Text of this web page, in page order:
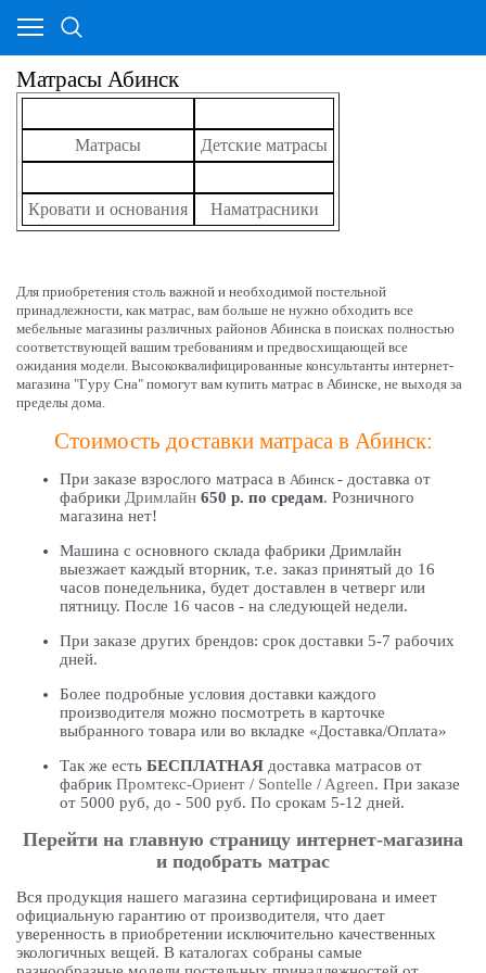
Матрасы Абинск
Матрасы Детские матрасы
Кровати и основания Наматрасники
Для приобретения столь важной и необходимой постельной
принадлежности, как матрас, вам больше не нужно обходить все
мебельные магазины различных районов Абинска в поисках полностью
соответствующей вашим требованиям и предвосхищающей все
ожидания модели. Высококвалифицированные консультанты интернет-
магазина "Гуру Сна" помогут вам купить матрас в Абинске, не выходя за
пределы дома.
Стоимость доставки матраса в Абинск:
При заказе взрослого матраса в Абинск - доставка от
фабрики Дримлайн 650 р. по средам. Розничного
магазина нет!
Машина с основного склада фабрики Дримлайн
выезжает каждый вторник, т.е. заказ принятый до 16
часов понедельника, будет доставлен в четверг или
пятницу. После 16 часов - на следующей недели.
При заказе других брендов: срок доставки 5-7 рабочих
дней.
Более подробные условия доставки каждого
производителя можно посмотреть в карточке
выбранного товара или во вкладке «Доставка/Оплата»
Так же есть БЕСПЛАТНАЯ доставка матрасов от
фабрик Промтекс-Ориент / Sontelle / Agreen. При заказе
от 5000 руб, до - 500 руб. По срокам 5-12 дней.
Перейти на главную страницу интернет-магазина
и подобрать матрас
Вся продукция нашего магазина сертифицирована и имеет
официальную гарантию от производителя, что дает
уверенность в приобретении исключительно качественных
экологичных вещей. В каталогах собраны самые